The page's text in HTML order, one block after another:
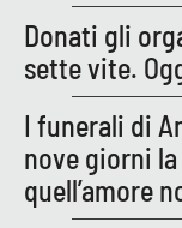
Good
Parchi Marini
Leggendo
Imprese Di
Donati gli
sette vite.
I funerali di
nove giorni
quell’amore